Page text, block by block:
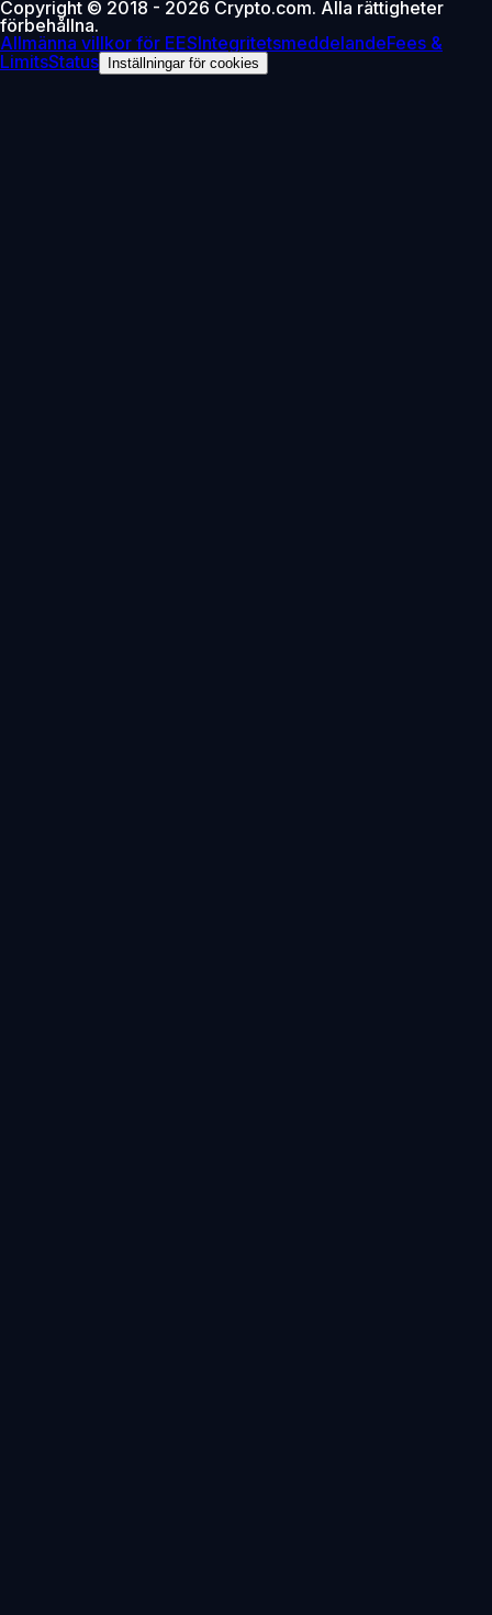
Copyright © 2018 - 2026 Crypto.com. Alla rättigheter
förbehållna.
Allmänna villkor för EESIntegritetsmeddelandeFees &
LimitsStatus Inställningar för cookies